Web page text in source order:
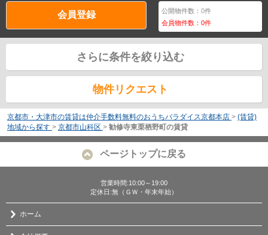
会員登録 公開物件数：0件
会員物件数：0件
さらに条件を絞り込む
物件リクエスト
京都市・大津市の賃貸は仲介手数料無料のおうちパラダイス京都本店 > (賃貸)
地域から探す > 京都市山科区 > 勧修寺東栗栖野町の賃貸
ページトップに戻る
営業時間:10:00～19:00
定休日:無（ＧＷ・年末年始）
ホーム